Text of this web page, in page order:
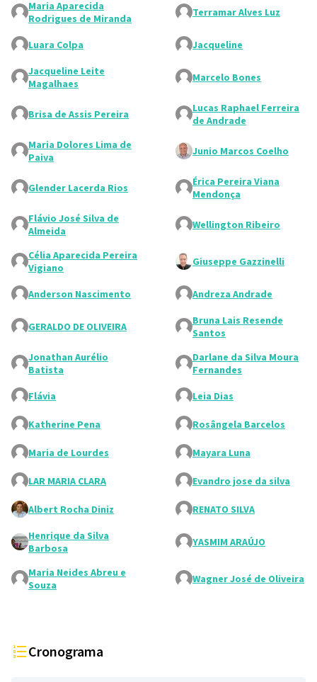
Maria Aparecida
Rodrigues de Miranda
Terramar Alves Luz
Luara Colpa Jacqueline
Jacqueline Leite
Magalhaes
Marcelo Bones
Brisa de Assis Pereira
Lucas Raphael Ferreira
de Andrade
Maria Dolores Lima de
Paiva
Junio Marcos Coelho
Glender Lacerda Rios
Érica Pereira Viana
Mendonça
Flávio José Silva de
Almeida
Wellington Ribeiro
Célia Aparecida Pereira
Vigiano
Giuseppe Gazzinelli
Anderson Nascimento Andreza Andrade
GERALDO DE OLIVEIRA
Bruna Lais Resende
Santos
Jonathan Aurélio
Batista
Darlane da Silva Moura
Fernandes
Flávia Leia Dias
Katherine Pena Rosângela Barcelos
Maria de Lourdes Mayara Luna
LAR MARIA CLARA Evandro jose da silva
Albert Rocha Diniz RENATO SILVA
Henrique da Silva
Barbosa
YASMIM ARAÚJO
Maria Neides Abreu e
Souza
Wagner José de Oliveira
Cronograma